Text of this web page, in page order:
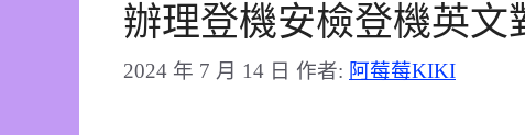
辦理登機安檢登機英文
2024 年 7 月 14 日 作者: 阿莓莓KIKI